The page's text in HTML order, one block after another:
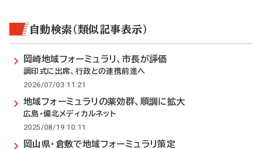
自動検索（類似記事表示）
岡崎地域フォーミュラリ、市長が評価
調印式に出席、行政との連携前進へ
2026/07/03 11:21
地域フォーミュラリの薬効群、順調に拡大
広島・備北メディカルネット
2025/08/19 10:11
岡山県・倉敷で地域フォーミュラリ策定